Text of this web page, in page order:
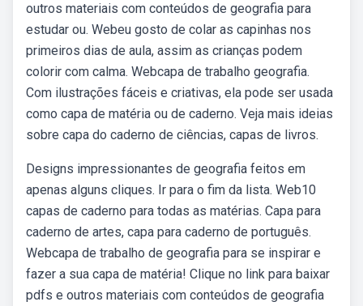
outros materiais com conteúdos de geografia para
estudar ou. Webeu gosto de colar as capinhas nos
primeiros dias de aula, assim as crianças podem
colorir com calma. Webcapa de trabalho geografia.
Com ilustrações fáceis e criativas, ela pode ser usada
como capa de matéria ou de caderno. Veja mais ideias
sobre capa do caderno de ciências, capas de livros.
Designs impressionantes de geografia feitos em
apenas alguns cliques. Ir para o fim da lista. Web10
capas de caderno para todas as matérias. Capa para
caderno de artes, capa para caderno de português.
Webcapa de trabalho de geografia para se inspirar e
fazer a sua capa de matéria! Clique no link para baixar
pdfs e outros materiais com conteúdos de geografia